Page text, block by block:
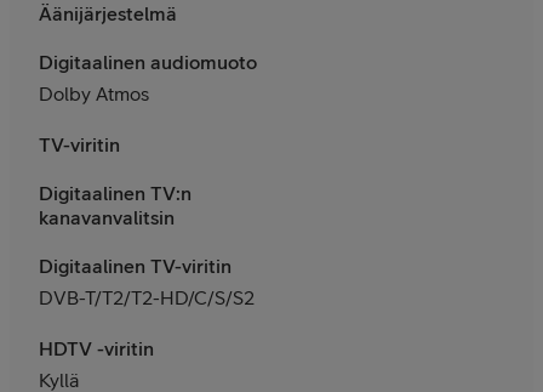
Äänijärjestelmä
Digitaalinen audiomuoto
Dolby Atmos
TV-viritin
Digitaalinen TV:n
kanavanvalitsin
Digitaalinen TV-viritin
DVB-T/T2/T2-HD/C/S/S2
HDTV -viritin
Kyllä